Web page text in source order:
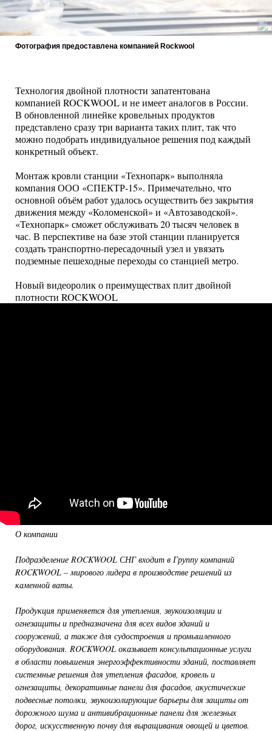
Фотография предоставлена компанией Rockwool
Технология двойной плотности запатентована
компанией ROCKWOOL и не имеет аналогов в России.
В обновленной линейке кровельных продуктов
представлено сразу три варианта таких плит, так что
можно подобрать индивидуальное решения под каждый
конкретный объект.
Монтаж кровли станции «Технопарк» выполняла
компания ООО «СПЕКТР-15». Примечательно, что
основной объём работ удалось осуществить без закрытия
движения между «Коломенской» и «Автозаводской».
«Технопарк» сможет обслуживать 20 тысяч человек в
час. В перспективе на базе этой станции планируется
создать транспортно-пересадочный узел и увязать
подземные пешеходные переходы со станцией метро.
Новый видеоролик о преимуществах плит двойной
плотности ROCKWOOL
О компании
Подразделение ROCKWOOL СНГ входит в Группу компаний
ROCKWOOL – мирового лидера в производстве решений из
каменной ваты.
Продукция применяется для утепления, звукоизоляции и
огнезащиты и предназначена для всех видов зданий и
сооружений, а также для судостроения и промышленного
оборудования. ROCKWOOL оказывает консультационные услуги
в области повышения энергоэффективности зданий, поставляет
системные решения для утепления фасадов, кровель и
огнезащиты, декоративные панели для фасадов, акустические
подвесные потолки, звукоизолирующие барьеры для защиты от
дорожного шума и антивибрационные панели для железных
дорог, искусственную почву для выращивания овощей и цветов.